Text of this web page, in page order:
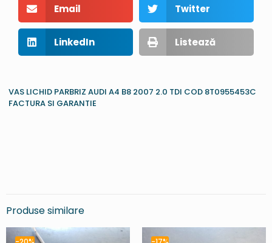
Email Twitter
LinkedIn Listează
VAS LICHID PARBRIZ AUDI A4 B8 2007 2.0 TDI COD 8T0955453C
FACTURA SI GARANTIE
Produse similare